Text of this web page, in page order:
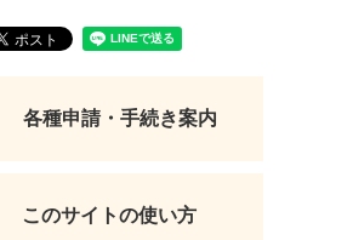
各種申請・手続き案内
このサイトの使い方